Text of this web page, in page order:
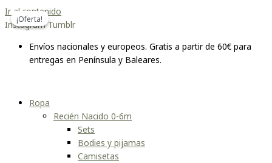
Ir al contenido
Instagram Tumblr
Envíos nacionales y europeos. Gratis a partir de 60€ para
entregas en Península y Baleares.
Ropa
Recién Nacido 0-6m
Sets
Bodies y pijamas
Camisetas
¡Oferta!
¡Oferta!